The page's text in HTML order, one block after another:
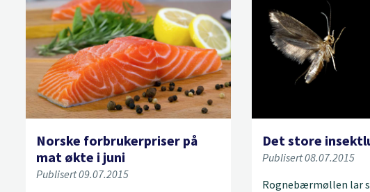
Norske forbrukerpriser på
mat økte i juni
Publisert 09.07.2015
Det store
Publisert 08.07.2015
Rognebærmøllen lar